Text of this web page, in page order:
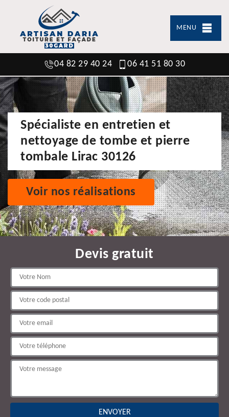
MENU
04 82 29 40 24 06 41 51 80 30
Spécialiste en entretien et
nettoyage de tombe et pierre
tombale Lirac 30126
Voir nos réalisations
Devis gratuit